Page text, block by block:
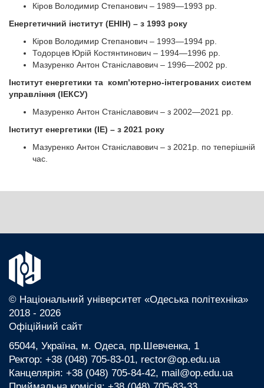
Кіров Володимир Степанович – 1989—1993 рр.
Енергетичний інститут (ЕНІН) – з 1993 року
Кіров Володимир Степанович – 1993—1994 рр.
Тодорцев Юрій Костянтинович – 1994—1996 рр.
Мазуренко Антон Станіславович – 1996—2002 рр.
Інститут енергетики та комп’ютерно-інтегрованих систем
управління (ІЕКСУ)
Мазуренко Антон Станіславович – з 2002—2021 рр.
Інститут енергетики (ІЕ) – з 2021 року
Мазуренко Антон Станіславович – з 2021р. по теперішній
час.
© Національний університет «Одеська політехніка»
2018 - 2026
Офіційний сайт
65044, Україна, м. Одеса, пр.Шевченка, 1
Ректор: +38 (048) 705-83-01, rector@op.edu.ua
Канцелярія: +38 (048) 705-84-42, mail@op.edu.ua